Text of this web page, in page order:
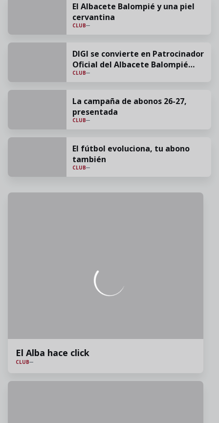
El Albacete Balompié y una piel
cervantina
CLUB
DIGI se convierte en Patrocinador
Oficial del Albacete Balompié
para la temporada 26/27
CLUB
La campaña de abonos 26-27,
presentada
CLUB
El fútbol evoluciona, tu abono
también
CLUB
El Alba hace click
CLUB